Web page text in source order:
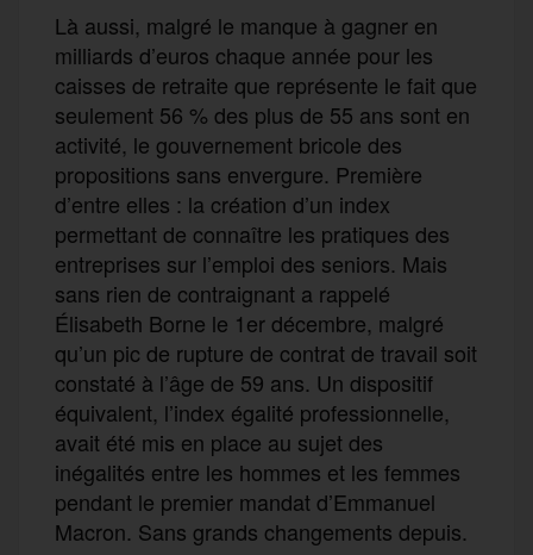
Là aussi, malgré le manque à gagner en
milliards d’euros chaque année pour les
caisses de retraite que représente le fait que
seulement 56 % des plus de 55 ans sont en
activité, le gouvernement bricole des
propositions sans envergure. Première
d’entre elles : la création d’un index
permettant de connaître les pratiques des
entreprises sur l’emploi des seniors. Mais
sans rien de contraignant a rappelé
Élisabeth Borne le 1er décembre, malgré
qu’un pic de rupture de contrat de travail soit
constaté à l’âge de 59 ans. Un dispositif
équivalent, l’index égalité professionnelle,
avait été mis en place au sujet des
inégalités entre les hommes et les femmes
pendant le premier mandat d’Emmanuel
Macron. Sans grands changements depuis.